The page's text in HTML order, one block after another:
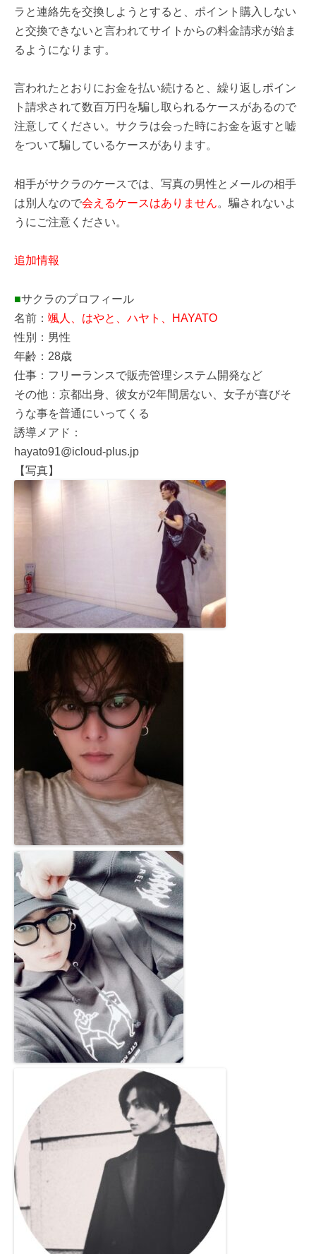
ラと連絡先を交換しようとすると、ポイント購入しない
と交換できないと言われてサイトからの料金請求が始ま
るようになります。
言われたとおりにお金を払い続けると、繰り返しポイン
ト請求されて数百万円を騙し取られるケースがあるので
注意してください。サクラは会った時にお金を返すと嘘
をついて騙しているケースがあります。
相手がサクラのケースでは、写真の男性とメールの相手
は別人なので会えるケースはありません。騙されないよ
うにご注意ください。
追加情報
■サクラのプロフィール
名前： 颯人、はやと、ハヤト、HAYATO
性別：男性
年齢：28歳
仕事：フリーランスで販売管理システム開発など
その他：京都出身、彼女が2年間居ない、女子が喜びそ
うな事を普通にいってくる
誘導メアド：
hayato91@icloud-plus.jp
【写真】